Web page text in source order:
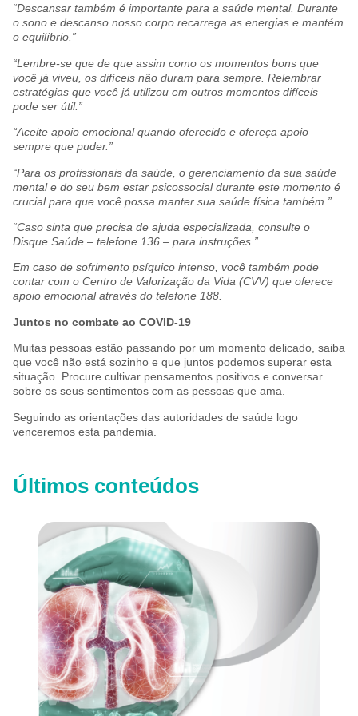
“Descansar também é importante para a saúde mental. Durante
o sono e descanso nosso corpo recarrega as energias e mantém
o equilíbrio.”
“Lembre-se que de que assim como os momentos bons que
você já viveu, os difíceis não duram para sempre. Relembrar
estratégias que você já utilizou em outros momentos difíceis
pode ser útil.”
“Aceite apoio emocional quando oferecido e ofereça apoio
sempre que puder.”
“Para os profissionais da saúde, o gerenciamento da sua saúde
mental e do seu bem estar psicossocial durante este momento é
crucial para que você possa manter sua saúde física também.”
“Caso sinta que precisa de ajuda especializada, consulte o
Disque Saúde – telefone 136 – para instruções.”
Em caso de sofrimento psíquico intenso, você também pode
contar com o Centro de Valorização da Vida (CVV) que oferece
apoio emocional através do telefone 188.
Juntos no combate ao COVID-19
Muitas pessoas estão passando por um momento delicado, saiba
que você não está sozinho e que juntos podemos superar esta
situação. Procure cultivar pensamentos positivos e conversar
sobre os seus sentimentos com as pessoas que ama.
Seguindo as orientações das autoridades de saúde logo
venceremos esta pandemia.
Últimos conteúdos